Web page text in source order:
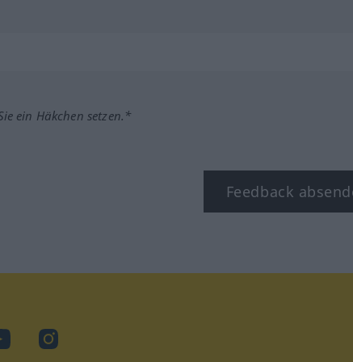
ein Häkchen setzen.*
Feedback
Instagram